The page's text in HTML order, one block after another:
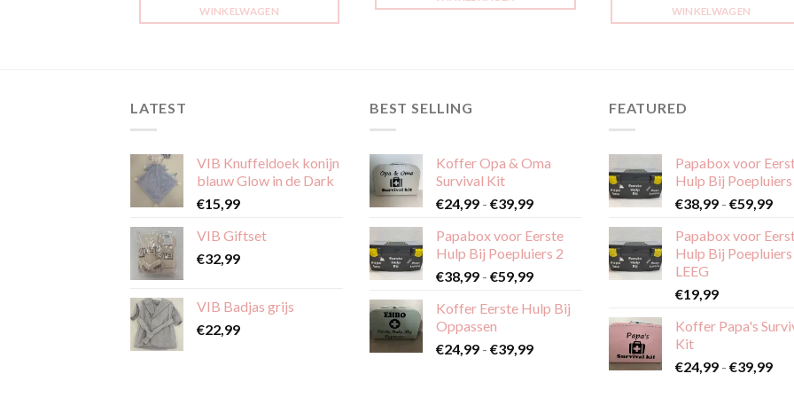
WINKELWAGEN
WINKELWAGEN
LATEST
VIB Knuffeldoek konijn
blauw Glow in de Dark
€15,99
VIB Giftset
€32,99
VIB Badjas grijs
€22,99
BEST SELLING
Koffer Opa & Oma
Survival Kit
€24,99 - €39,99Prijsklasse:
tot
€39,99
Papabox voor Eerste
Hulp Bij Poepluiers 2
€38,99 - €59,99Prijsklasse:
tot
Koffer Eerste Hulp Bij
Oppassen
€24,99 - €39,99Prijsklasse:
FEATURED
Papabox voor
Hulp Bij Poepluiers
€38,99 - €59,99
tot
Papabox voor
Hulp Bij Poepluiers
LEEG
€19,99
Koffer Papa's
Kit
€24,99 - €39,99